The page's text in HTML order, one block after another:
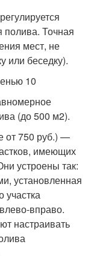
полива. Точная
мест, не
или беседку).
(до 500 м2).
от 750 руб.) —
имеющих
устроены так:
установленная
участка
вправо.
настраивать